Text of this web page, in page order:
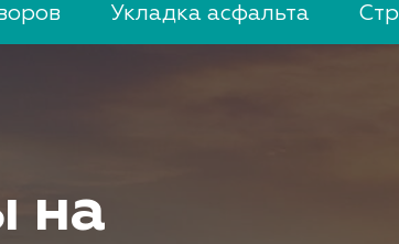
Укладка асфальта
на